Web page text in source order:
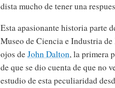
dista mucho de tener una
Esta apasionante historia parte
Museo de Ciencia e Industria
ojos deJohn Dalton, la primera
de que se dio cuenta de que no
estudio de esta peculiaridad